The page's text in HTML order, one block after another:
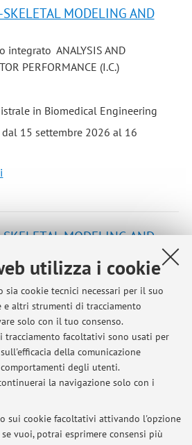
utilizza i cookie
cookie tecnici necessari per il suo
e altri strumenti di tracciamento
solo con il tuo consenso.
tracciamento facoltativi sono usati per
della comunicazione
degli utenti.
la navigazione solo con i
sui cookie facoltativi attivando l'opzione
se vuoi, potrai esprimere consensi più
MODELING AND
integrato ANALYSIS AND
PERFORMANCE (I.C.)
in Biomedical Engineering
15 settembre 2026 al 16
MODELING AND
in Biomedical Engineering
15 settembre 2026 al 16